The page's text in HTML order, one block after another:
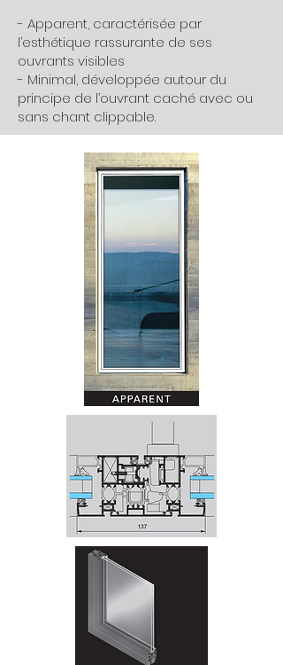
- Apparent, caractérisée par
l’esthétique rassurante de ses
ouvrants visibles
- Minimal, développée autour du
principe de l’ouvrant caché avec ou
sans chant clippable.